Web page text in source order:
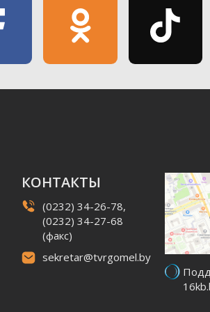
КОНТАКТЫ
(0232) 34-26-78,
(0232) 34-27-68
(факс)
sekretar@tvrgomel.by